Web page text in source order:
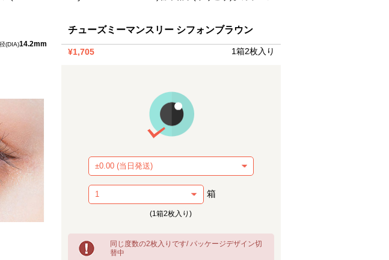
(DIA)14.2mm
チューズミーマンスリー シフォンブラウン
¥1,705 1箱2枚入り
箱
(1箱2枚入り)
同じ度数の2枚入りです/ パッケージデザイン切
替中